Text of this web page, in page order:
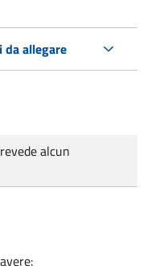
allegare
alcun